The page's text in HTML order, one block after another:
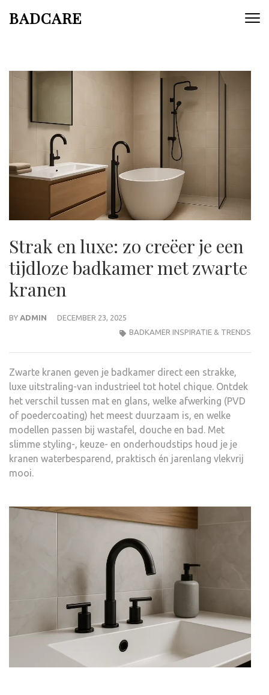
BADCARE
Strak en luxe: zo creëer je een
tijdloze badkamer met zwarte
kranen
BY ADMIN
DECEMBER 23, 2025
BADKAMER INSPIRATIE & TRENDS
Zwarte kranen geven je badkamer direct een strakke,
luxe uitstraling-van industrieel tot hotel chique. Ontdek
het verschil tussen mat en glans, welke afwerking (PVD
of poedercoating) het meest duurzaam is, en welke
modellen passen bij wastafel, douche en bad. Met
slimme styling-, keuze- en onderhoudstips houd je je
kranen waterbesparend, praktisch én jarenlang vlekvrij
mooi.